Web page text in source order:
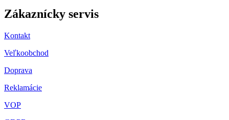
Zákaznícky servis
Kontakt
Veľkoobchod
Doprava
Reklamácie
VOP